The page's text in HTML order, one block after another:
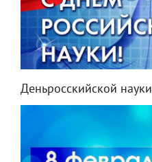
Деньросскийской науки